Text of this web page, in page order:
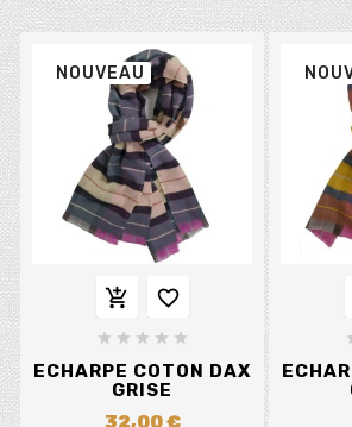
NOUVEAU
 
    
ECHARPE COTON DAX
GRISE
32,00 €